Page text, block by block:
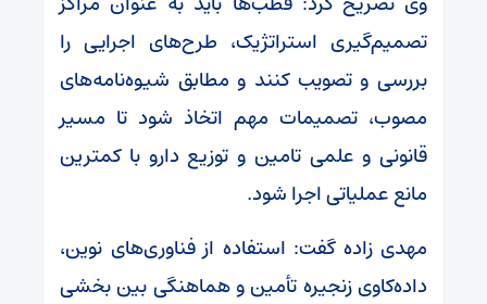
تصمیم‌گیری استراتژیک، طرح‌های اجرایی را
بررسی و تصویب کنند و مطابق شیوه‌نامه‌های
مصوب، تصمیمات مهم اتخاذ شود تا مسیر
قانونی و علمی تامین و توزیع دارو با کمترین
مانع عملیاتی اجرا شود.
مهدی زاده گفت: استفاده از فناوری‌های نوین،
داده‌کاوی زنجیره تأمین و هماهنگی بین بخشی